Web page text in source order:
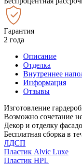
Гарантия
2 года
Описание
Отделка
Внутреннее
Информация
Отзывы
Изготовление
Возможно сочетание
Декор и отделку
Бесплатная сборка в
ЛДСП
Пластик Alvic Luxe
Пластик HPL